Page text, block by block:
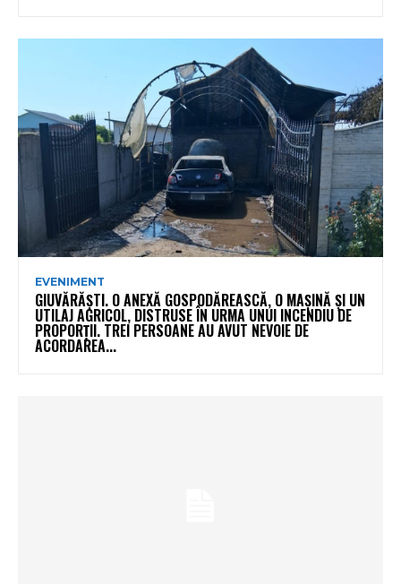
EVENIMENT
GIUVĂRĂȘTI. O ANEXĂ GOSPODĂREASCĂ, O MAȘINĂ ȘI UN
UTILAJ AGRICOL, DISTRUSE ÎN URMA UNUI INCENDIU DE
PROPORȚII. TREI PERSOANE AU AVUT NEVOIE DE
ACORDAREA...